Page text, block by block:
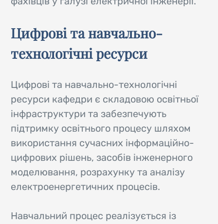
Цифрові та навчально-
технологічні ресурси
Цифрові та навчально-технологічні
ресурси кафедри є складовою освітньої
інфраструктури та забезпечують
підтримку освітнього процесу шляхом
використання сучасних інформаційно-
цифрових рішень, засобів інженерного
моделювання, розрахунку та аналізу
електроенергетичних процесів.
Навчальний процес реалізується із